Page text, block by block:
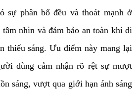
sự phân bổ đều và thoát mạnh ở
nhìn và đảm bảo an toàn khi di
thiếu sáng. Ưu điểm này mang lại
dùng cảm nhận rõ rệt sự mượt
sáng, vượt qua giới hạn ánh sáng